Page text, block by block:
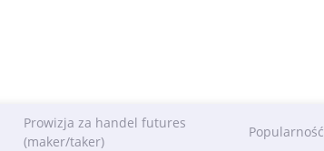
Prowizja za handel futures
(maker/taker)
Popularność